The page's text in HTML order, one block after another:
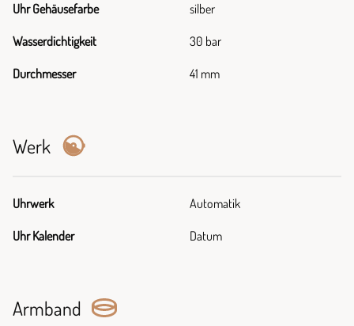
Uhr Gehäusefarbe silber
Wasserdichtigkeit 30 bar
Durchmesser 41 mm
Werk
Uhrwerk Automatik
Uhr Kalender Datum
Armband